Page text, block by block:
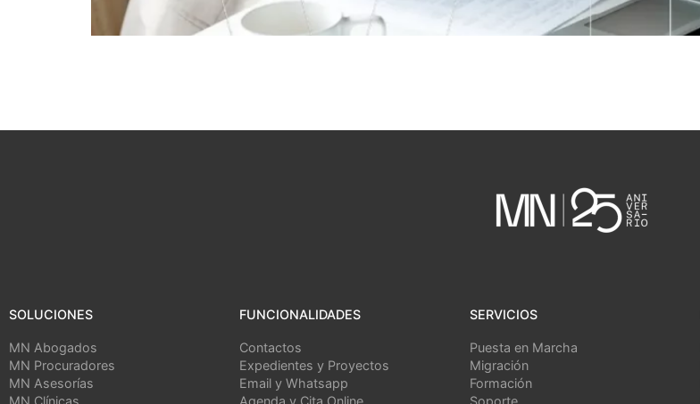
SOLUCIONES
MN Abogados
MN Procuradores
MN Asesorías
FUNCIONALIDADES
Contactos
Expedientes y Proyectos
Email y Whatsapp
SERVICIOS
Puesta en Marcha
Migración
Formación